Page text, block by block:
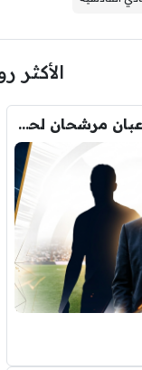
الأكثر
بعد ضياع صفقة رودري.. لاعبان مرشحان لحل أزمة ريال مدريد